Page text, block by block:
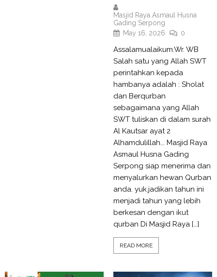
Masjid Raya Asmaul Husna
Gading Serpong
May 16, 2026
0
Assalamualaikum.Wr. WB
Salah satu yang Allah SWT
perintahkan kepada
hambanya adalah : Sholat
dan Berqurban
sebagaimana yang Allah
SWT tuliskan di dalam surah
Al Kautsar ayat 2
Alhamdulillah... Masjid Raya
Asmaul Husna Gading
Serpong siap menerima dan
menyalurkan hewan Qurban
anda. yuk.jadikan tahun ini
menjadi tahun yang lebih
berkesan dengan ikut
qurban Di Masjid Raya […]
READ MORE